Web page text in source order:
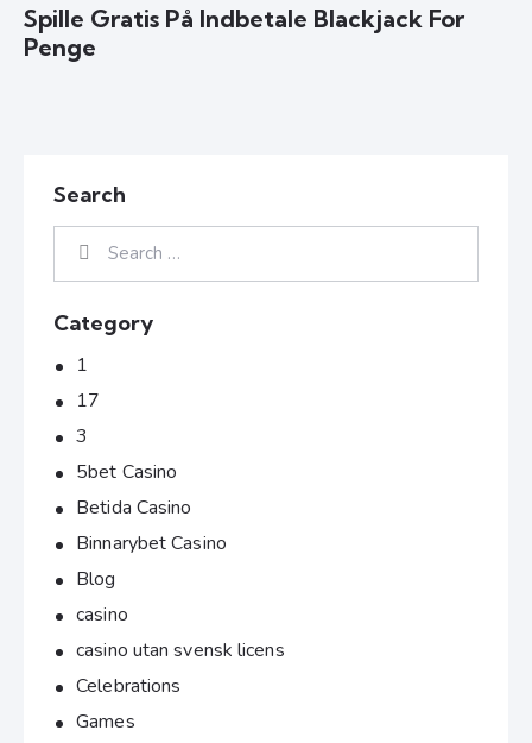
Spille Gratis På Indbetale Blackjack For
Penge
Search
Category
1
17
3
5bet Casino
Betida Casino
Binnarybet Casino
Blog
casino
casino utan svensk licens
Celebrations
Games